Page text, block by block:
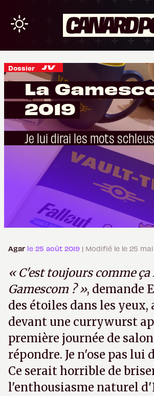
Dossier
La
2019
Je lui dirai les mots
Agar le 25 août 2019 | Modifié le le 25 mai
« C'est toujours comme ça
Gamescom ? », demande
des étoiles dans les yeux,
devant une currywurst
première journée de
répondre. Je n'ose pas lui
Ce serait horrible de
l'enthousiasme naturel